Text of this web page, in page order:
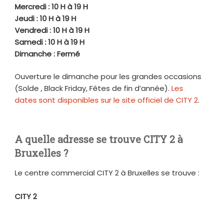
Mercredi : 10 H à 19 H
Jeudi : 10 H à 19 H
Vendredi : 10 H à 19 H
Samedi : 10 H à 19 H
Dimanche : Fermé
Ouverture le dimanche pour les grandes occasions
(Solde , Black Friday, Fêtes de fin d’année). Les
dates sont disponibles sur le site officiel de CITY 2.
A quelle adresse se trouve CITY 2 à
Bruxelles ?
Le centre commercial CITY 2 à Bruxelles se trouve :
CITY 2